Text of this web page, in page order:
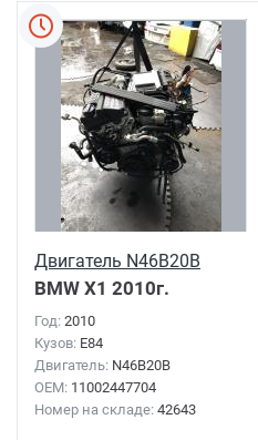
Двигатель N46B20B
BMW X1 2010г.
Год: 2010
Кузов: E84
Двигатель: N46B20B
OEM: 11002447704
Номер на складе: 42643